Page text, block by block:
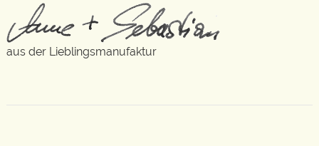
aus der Lieblingsmanufaktur